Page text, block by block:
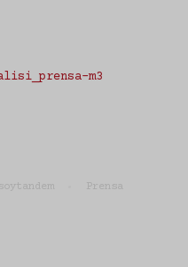
soytandem Prensa